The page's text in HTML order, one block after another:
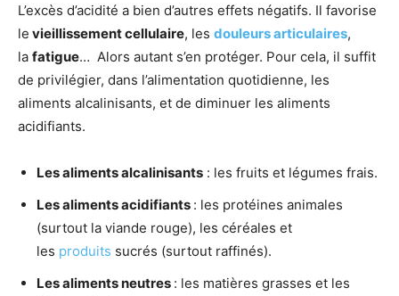
L’excès d’acidité a bien d’autres effets négatifs. Il favorise
le vieillissement cellulaire, les douleurs articulaires,
la fatigue… Alors autant s’en protéger. Pour cela, il suffit
de privilégier, dans l’alimentation quotidienne, les
aliments alcalinisants, et de diminuer les aliments
acidifiants.
Les aliments alcalinisants : les fruits et légumes frais.
Les aliments acidifiants : les protéines animales
(surtout la viande rouge), les céréales et
les produits sucrés (surtout raffinés).
Les aliments neutres : les matières grasses et les